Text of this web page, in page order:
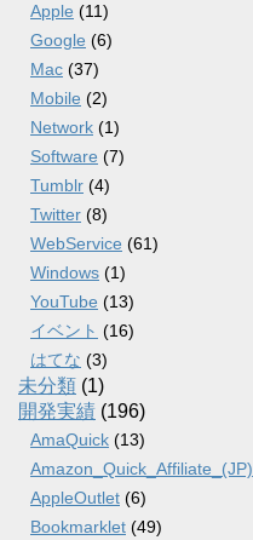
Apple (11)
Google (6)
Mac (37)
Mobile (2)
Network (1)
Software (7)
Tumblr (4)
Twitter (8)
WebService (61)
Windows (1)
YouTube (13)
イベント (16)
はてな (3)
未分類 (1)
開発実績 (196)
AmaQuick (13)
Amazon_Quick_Affiliate_(JP)
AppleOutlet (6)
Bookmarklet (49)